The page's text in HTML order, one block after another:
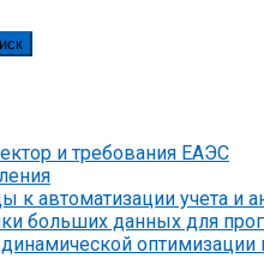
и требования ЕАЭС
к автоматизации учета и
больших данных для